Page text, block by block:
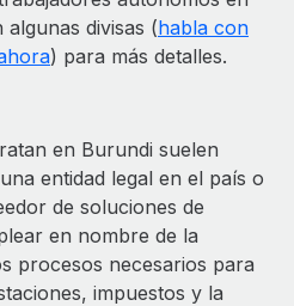
divisas (habla con
) para más detalles.
en Burundi suelen
entidad legal en el país o
de soluciones de
en nombre de la
procesos necesarios para
impuestos y la